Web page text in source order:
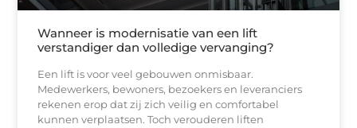
Wanneer is modernisatie van een lift
verstandiger dan volledige vervanging?
Een lift is voor veel gebouwen onmisbaar.
Medewerkers, bewoners, bezoekers en leveranciers
rekenen erop dat zij zich veilig en comfortabel
kunnen verplaatsen. Toch verouderen liften